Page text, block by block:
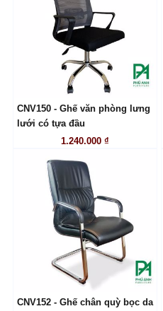
LIÊN HỆ
CNV150 - Ghế văn phòng lưng
lưới có tựa đầu
1.240.000 ₫
CNV152 - Ghế chân quỳ bọc da